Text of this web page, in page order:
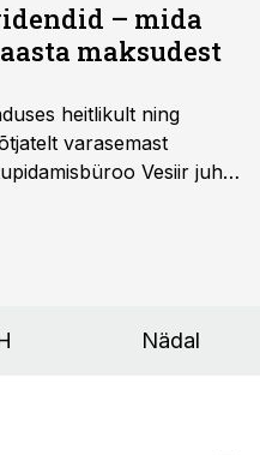
– mida
maksudest
heitlikult ning
varasemast
Vesiir juht
Nädal